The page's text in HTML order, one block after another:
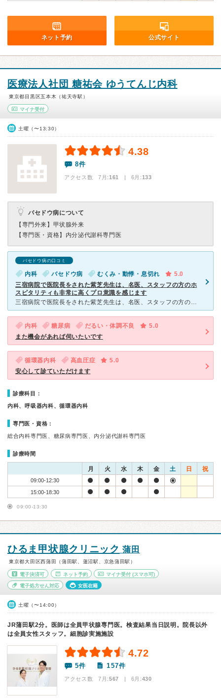
ネット予約 公式サイト
医療法人社団 糖祐会 ゆうてんじ内科
東京都目黒区五本木（祐天寺駅）
マイナ受付
土曜（〜13:30）
4.38
8件
アクセス数 7月:161 | 6月:133
バセドウ病について
【専門外来】 甲状腺外来
【専門医・資格】 内分泌代謝科専門医
バセドウ病の口コミ
内科 バセドウ病 むくみ・動悸・息切れ
5.0
三宿病院で医院長をされた紫芝先生は、名医、スタッフの方のホ
スピタリティも非常に高くプロ意識を感じます
三宿病院で医院長をされた紫芝先生は、名医、スタッフの方のホスピタリティも非常に高くプロ意識を感じます。 親戚が、バセドウ病でこちらの紫芝先生に見て頂いているので、バセドウ病で有名な青山の伊藤病院
内科 糖尿病 だるい・体調不良
5.0
また機会があれば伺いたいです
循環器内科 高血圧症
5.0
安心して診ていただけます
診療科目：
内科、呼吸器内科、循環器内科
専門医・資格：
総合内科専門医、糖尿病専門医、内分泌代謝科専門医
診療時間
月 火 水 木 金 土 日 祝
09:00-12:30
15:00-18:30
09:00-13:30
ひるま甲状腺クリニック 蒲田
東京都大田区西蒲田（蒲田駅、蓮沼駅、京急蒲田駅）
電子決済可 ネット予約 マイナ受付 (スマホ可)
電子処方せん対応 女医在籍
土曜（〜14:00）
JR蒲田駅2分。医師は全員甲状腺専門医。検査結果当日説明。院長以外
は全員女性スタッフ。細胞診実施施設
4.72
5件 157件
アクセス数 7月:567 | 6月:430